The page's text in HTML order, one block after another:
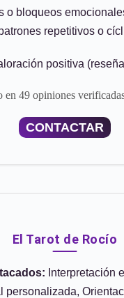
o bloqueos
repetitivos o
positiva
en 49 opiniones
CONTACTAR
El Tarot de Rocío
Interpretación
personalizada,